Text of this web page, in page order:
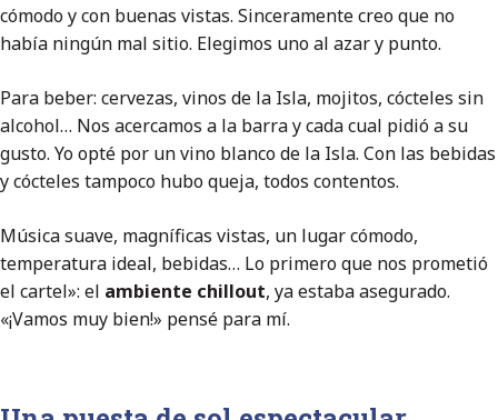
cómodo y con buenas vistas. Sinceramente creo que no
había ningún mal sitio. Elegimos uno al azar y punto.
Para beber: cervezas, vinos de la Isla, mojitos, cócteles sin
alcohol… Nos acercamos a la barra y cada cual pidió a su
gusto. Yo opté por un vino blanco de la Isla. Con las bebidas
y cócteles tampoco hubo queja, todos contentos.
Música suave, magníficas vistas, un lugar cómodo,
temperatura ideal, bebidas… Lo primero que nos prometió
el cartel»: el ambiente chillout, ya estaba asegurado.
«¡Vamos muy bien!» pensé para mí.